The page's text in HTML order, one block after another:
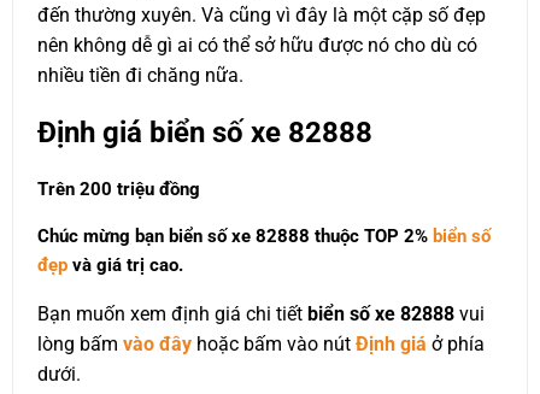
đến thường xuyên. Và cũng vì đây là một cặp số đẹp
nên không dễ gì ai có thể sở hữu được nó cho dù có
nhiều tiền đi chăng nữa.
Định giá biển số xe 82888
Trên 200 triệu đồng
Chúc mừng bạn biển số xe 82888 thuộc TOP 2% biển số
đẹp và giá trị cao.
Bạn muốn xem định giá chi tiết biển số xe 82888 vui
lòng bấm vào đây hoặc bấm vào nút Định giá ở phía
dưới.